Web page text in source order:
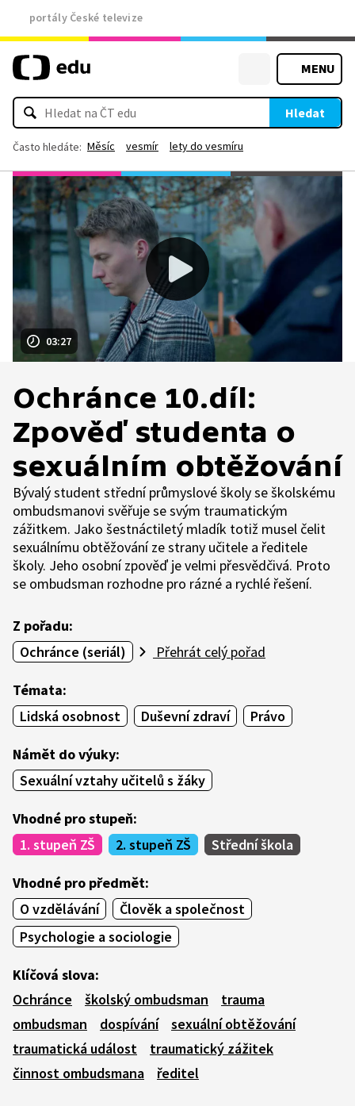
portály České televize
MENU
Hledat
Často hledáte: Měsíc vesmír lety do vesmíru
03:27
Ochránce 10.díl:
Zpověď studenta o
sexuálním obtěžování
Bývalý student střední průmyslové školy se školskému
ombudsmanovi svěřuje se svým traumatickým
zážitkem. Jako šestnáctiletý mladík totiž musel čelit
sexuálnímu obtěžování ze strany učitele a ředitele
školy. Jeho osobní zpověď je velmi přesvědčivá. Proto
se ombudsman rozhodne pro rázné a rychlé řešení.
Z pořadu:
Ochránce (seriál)
Přehrát celý pořad
Témata:
Lidská osobnost
Duševní zdraví Právo
Námět do výuky:
Sexuální vztahy učitelů s žáky
Vhodné pro stupeň:
1. stupeň ZŠ
2. stupeň ZŠ Střední škola
Vhodné pro předmět:
O vzdělávání
Člověk a společnost
Psychologie a sociologie
Klíčová slova:
Ochránce
školský ombudsman
trauma
ombudsman
dospívání
sexuální obtěžování
traumatická událost
traumatický zážitek
činnost ombudsmana
ředitel